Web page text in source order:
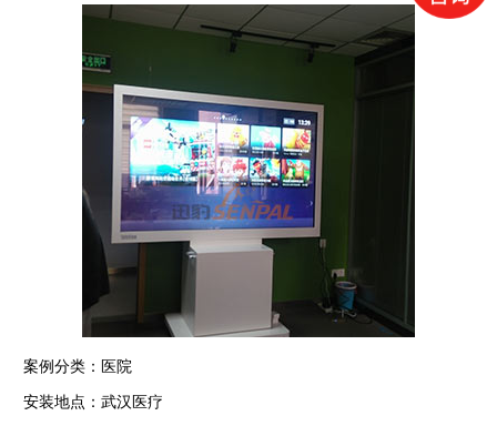
案例分类：医院
安装地点：武汉医疗